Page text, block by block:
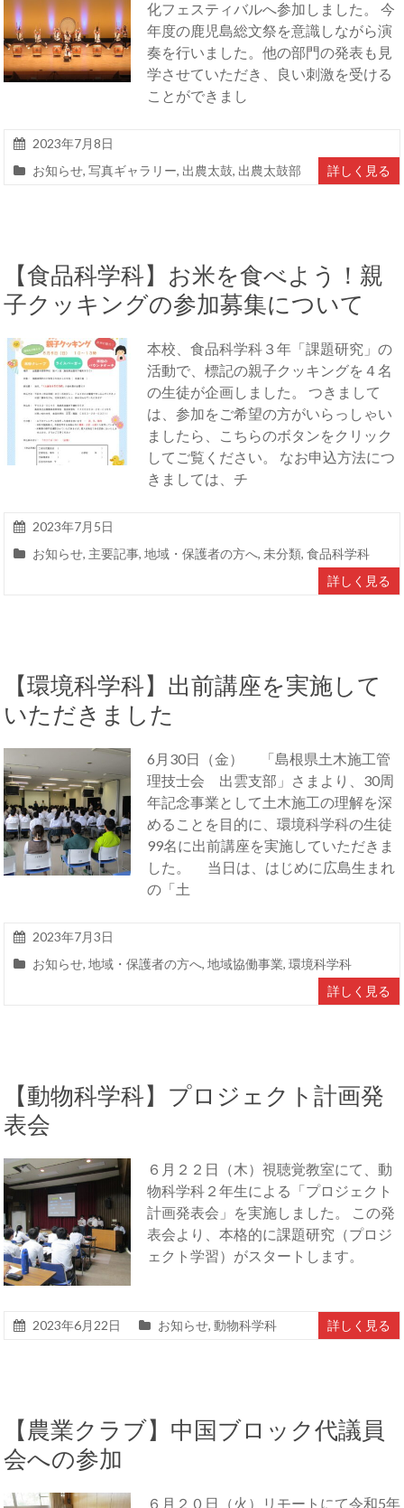
化フェスティバルへ参加しました。 今
年度の鹿児島総文祭を意識しながら演
奏を行いました。他の部門の発表も見
学させていただき、良い刺激を受ける
ことができまし
2023年7月8日
お知らせ,写真ギャラリー, 出農太鼓, 出農太鼓部 詳しく見る
【食品科学科】お米を食べよう！親
子クッキングの参加募集について
本校、食品科学科３年「課題研究」の
活動で、標記の親子クッキングを４名
の生徒が企画しました。 つきまして
は、参加をご希望の方がいらっしゃい
ましたら、こちらのボタンをクリック
してご覧ください。 なお申込方法につ
きましては、チ
2023年7月5日
お知らせ, 主要記事,地域・保護者の方へ, 未分類,食品科学科
詳しく見る
【環境科学科】出前講座を実施して
いただきました
6月30日（金） 「島根県土木施工管
理技士会 出雲支部」さまより、30周
年記念事業として土木施工の理解を深
めることを目的に、環境科学科の生徒
99名に出前講座を実施していただきま
した。 当日は、はじめに広島生まれ
の「土
2023年7月3日
お知らせ,地域・保護者の方へ,地域協働事業,環境科学科
詳しく見る
【動物科学科】プロジェクト計画発
表会
６月２２日（木）視聴覚教室にて、動
物科学科２年生による「プロジェクト
計画発表会」を実施しました。 この発
表会より、本格的に課題研究（プロジ
ェクト学習）がスタートします。
2023年6月22日 お知らせ,動物科学科 詳しく見る
【農業クラブ】中国ブロック代議員
会への参加
６月２０日（火）リモートにて令和5年